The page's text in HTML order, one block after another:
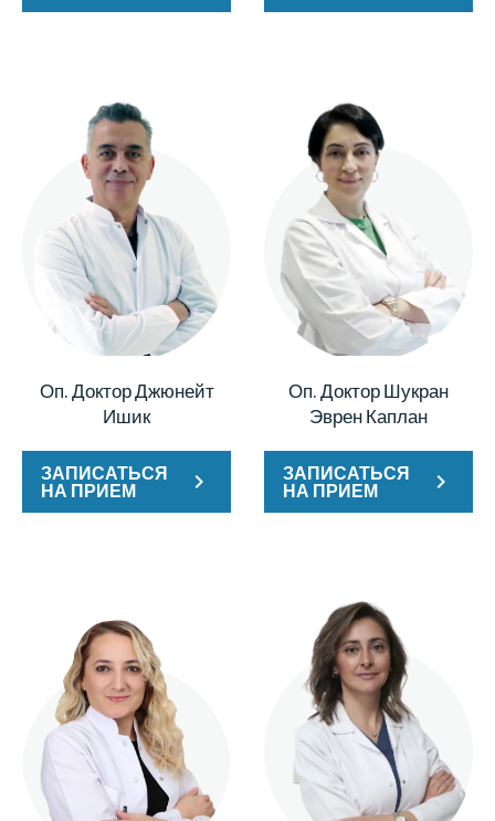
Оп. Доктор Джюнейт
Ишик
ЗАПИСАТЬСЯ
НА ПРИЕМ
Оп. Доктор Шукран
Эврен Каплан
ЗАПИСАТЬСЯ
НА ПРИЕМ